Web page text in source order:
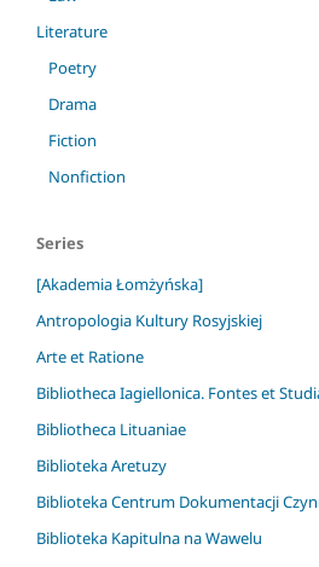
Literature
Poetry
Drama
Fiction
Nonfiction
Series
[Akademia Łomżyńska]
Antropologia Kultury Rosyjskiej
Arte et Ratione
Bibliotheca Iagiellonica. Fontes et
Bibliotheca Lituaniae
Biblioteka Aretuzy
Biblioteka Centrum Dokumentacji
Biblioteka Kapitulna na Wawelu